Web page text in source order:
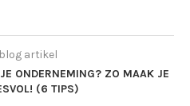
artikel
ONDERNEMING? ZO MAAK JE
(6 TIPS)